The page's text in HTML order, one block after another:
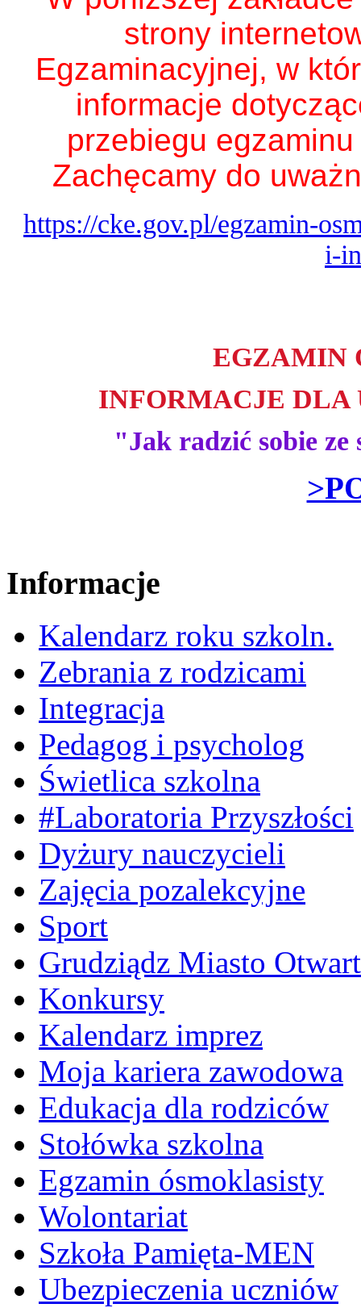
strony
Egzaminacyjnej, w
informacje
przebiegu
Zachęcamy do
https://cke.gov.pl/egzamin-
i-
EGZAMIN
INFORMACJE
"Jak radzić sobie ze
Informacje
Kalendarz roku szkoln.
Zebrania z rodzicami
Integracja
Pedagog i psycholog
Świetlica szkolna
#Laboratoria Przyszłości
Dyżury nauczycieli
Zajęcia pozalekcyjne
Sport
Grudziądz Miasto
Konkursy
Kalendarz imprez
Moja kariera zawodowa
Edukacja dla rodziców
Stołówka szkolna
Egzamin ósmoklasisty
Wolontariat
Szkoła Pamięta-MEN
Ubezpieczenia uczniów